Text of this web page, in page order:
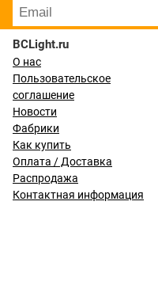
BCLight.ru
О нас
Пользовательское
соглашение
Новости
Фабрики
Как купить
Оплата / Доставка
Распродажа
Контактная информация